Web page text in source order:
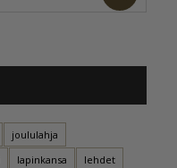
joululahja
lapinkansa
lehdet